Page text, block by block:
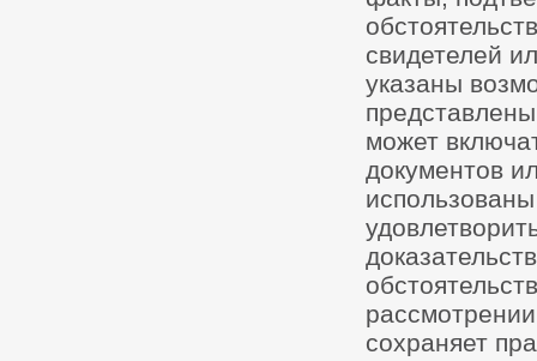
свидетелей
указаны
может
документов
сохраняет